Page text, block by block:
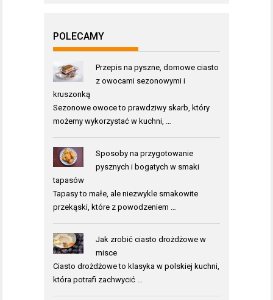
POLECAMY
Przepis na pyszne, domowe ciasto
z owocami sezonowymi i
kruszonką
Sezonowe owoce to prawdziwy skarb, który
możemy wykorzystać w kuchni, …
Sposoby na przygotowanie
pysznych i bogatych w smaki
tapasów
Tapasy to małe, ale niezwykle smakowite
przekąski, które z powodzeniem …
Jak zrobić ciasto drożdżowe w
misce
Ciasto drożdżowe to klasyka w polskiej kuchni,
która potrafi zachwycić …